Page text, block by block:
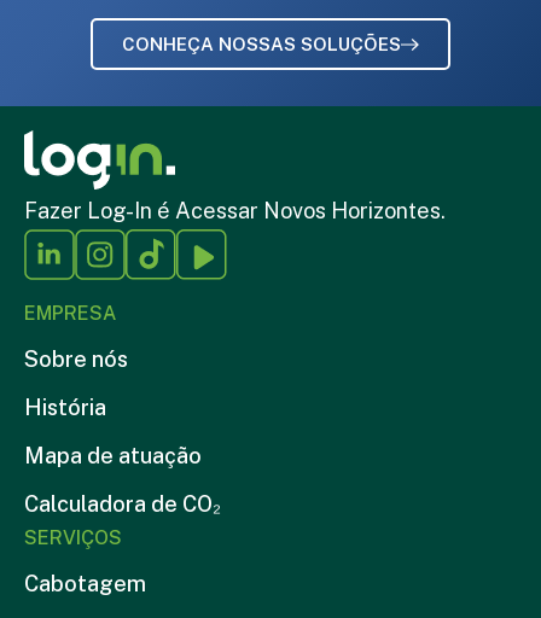
CONHEÇA NOSSAS SOLUÇÕES
Fazer Log-In é Acessar Novos Horizontes.
EMPRESA
Sobre nós
História
Mapa de atuação
Calculadora de CO₂
SERVIÇOS
Cabotagem